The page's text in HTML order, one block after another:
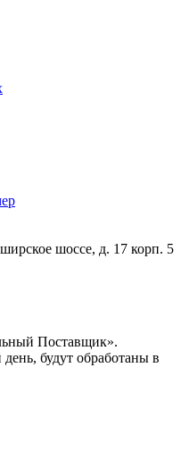
шоссе, д. 17 корп. 5
Поставщик».
будут обработаны в